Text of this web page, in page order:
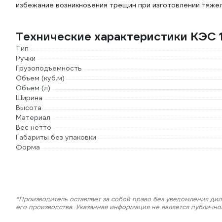
избежание возникновения трещин при изготовлении
Технические характеристики
Тип
Ручки
Грузоподъемность
Объем (куб.м)
Объем (л)
Ширина
Высота
Материал
Вес нетто
Габариты без упаковки
Форма
*Производитель оставляет за собой право без уведомления
его производства. Указанная информация не является